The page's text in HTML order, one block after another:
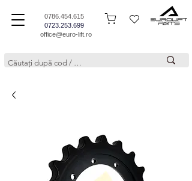
0786.454.615
0723.253.699
office@euro-lift.ro